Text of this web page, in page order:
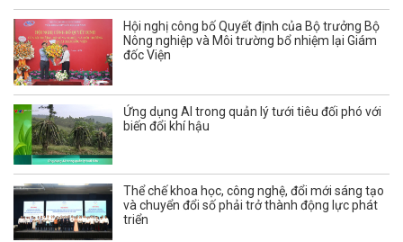
Hội nghị công bố Quyết định của Bộ trưởng Bộ
Nông nghiệp và Môi trường bổ nhiệm lại Giám
đốc Viện
Ứng dụng AI trong quản lý tưới tiêu đối phó với
biến đổi khí hậu
Thể chế khoa học, công nghệ, đổi mới sáng tạo
và chuyển đổi số phải trở thành động lực phát
triển